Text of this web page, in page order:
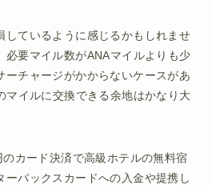
しているように感じるかもしれませ
必要マイル数がANAマイルよりも少
ーチャージがかからないケースがあ
マイルに交換できる余地はかなり大
カード決済で高級ホテルの無料宿
ーバックスカードへの入金や提携し